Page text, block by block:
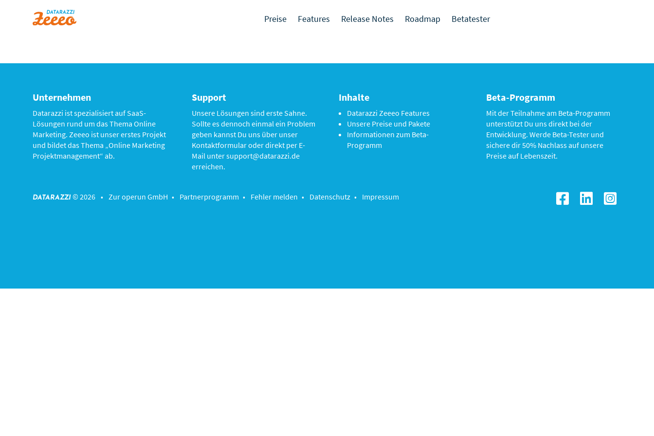
Preise Features Release Notes Roadmap Betatester
Unternehmen
Datarazzi ist spezialisiert auf SaaS-
Lösungen rund um das Thema Online
Marketing. Zeeeo ist unser erstes Projekt
und bildet das Thema „Online Marketing
Projektmanagement“ ab.
Support
Unsere Lösungen sind erste Sahne.
Sollte es dennoch einmal ein Problem
geben kannst Du uns über unser
Kontaktformular oder direkt per E-
Mail untersupport@datarazzi.de
erreichen.
Inhalte
Datarazzi Zeeeo Features
Unsere Preise und Pakete
Informationen zum Beta-
Programm
Beta-Programm
Mit der Teilnahme am Beta-Programm
unterstützt Du uns direkt bei der
Entwicklung. Werde Beta-Tester und
sichere dir 50% Nachlass auf unsere
Preise auf Lebenszeit.
DATARAZZI © 2026 • Zur operun GmbH • Partnerprogramm • Fehler melden • Datenschutz • Impressum